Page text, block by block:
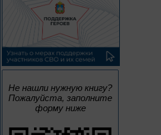
Не нашли нужную книгу?
Пожалуйста, заполните
форму ниже